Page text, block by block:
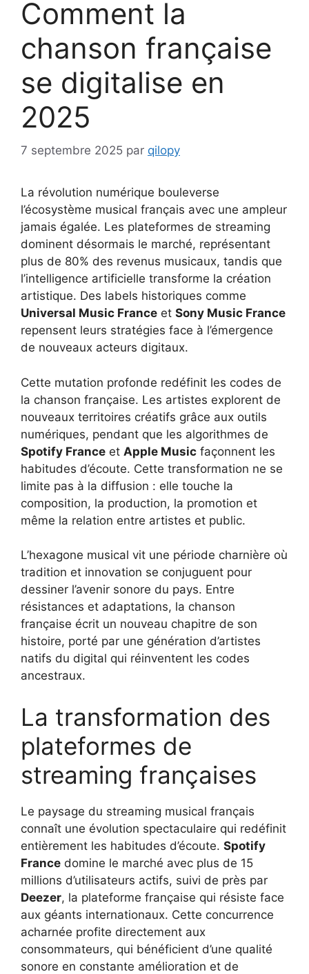
Comment la
chanson française
se digitalise en
2025
7 septembre 2025 par qilopy
La révolution numérique bouleverse
l’écosystème musical français avec une ampleur
jamais égalée. Les plateformes de streaming
dominent désormais le marché, représentant
plus de 80% des revenus musicaux, tandis que
l’intelligence artificielle transforme la création
artistique. Des labels historiques comme
Universal Music France et Sony Music France
repensent leurs stratégies face à l’émergence
de nouveaux acteurs digitaux.
Cette mutation profonde redéfinit les codes de
la chanson française. Les artistes explorent de
nouveaux territoires créatifs grâce aux outils
numériques, pendant que les algorithmes de
Spotify France et Apple Music façonnent les
habitudes d’écoute. Cette transformation ne se
limite pas à la diffusion : elle touche la
composition, la production, la promotion et
même la relation entre artistes et public.
L’hexagone musical vit une période charnière où
tradition et innovation se conjuguent pour
dessiner l’avenir sonore du pays. Entre
résistances et adaptations, la chanson
française écrit un nouveau chapitre de son
histoire, porté par une génération d’artistes
natifs du digital qui réinventent les codes
ancestraux.
La transformation des
plateformes de
streaming françaises
Le paysage du streaming musical français
connaît une évolution spectaculaire qui redéfinit
entièrement les habitudes d’écoute. Spotify
France domine le marché avec plus de 15
millions d’utilisateurs actifs, suivi de près par
Deezer, la plateforme française qui résiste face
aux géants internationaux. Cette concurrence
acharnée profite directement aux
consommateurs, qui bénéficient d’une qualité
sonore en constante amélioration et de